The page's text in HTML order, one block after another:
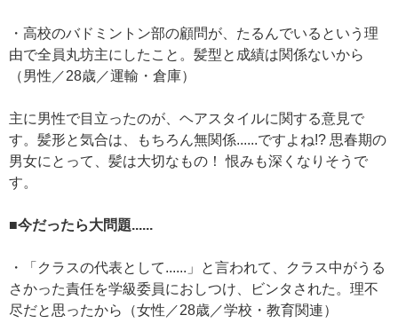
・高校のバドミントン部の顧問が、たるんでいるという理
由で全員丸坊主にしたこと。髪型と成績は関係ないから
（男性／28歳／運輸・倉庫）
主に男性で目立ったのが、ヘアスタイルに関する意見で
す。髪形と気合は、もちろん無関係......ですよね!? 思春期の
男女にとって、髪は大切なもの！ 恨みも深くなりそうで
す。
■今だったら大問題......
・「クラスの代表として......」と言われて、クラス中がうる
さかった責任を学級委員におしつけ、ビンタされた。理不
尽だと思ったから（女性／28歳／学校・教育関連）